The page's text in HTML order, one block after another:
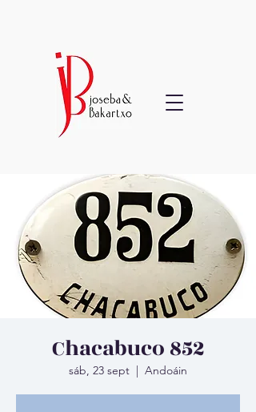
Chacabuco 852
sáb, 23 sept
  |
Andoáin